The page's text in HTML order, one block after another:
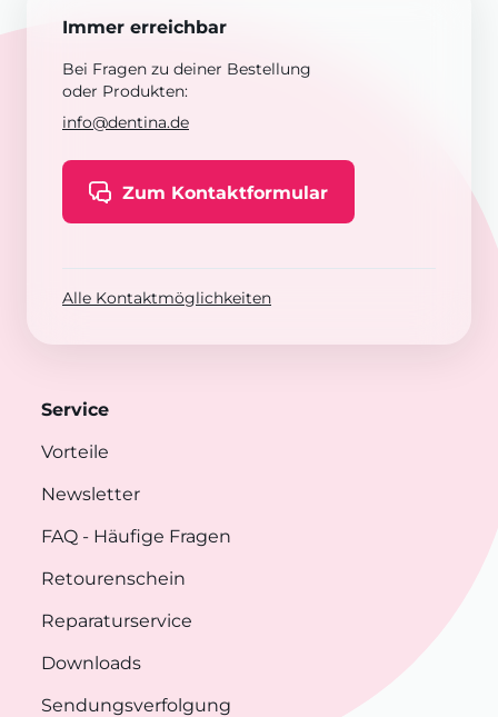
Immer erreichbar
Bei Fragen zu deiner Bestellung
oder Produkten:
info@dentina.de
Zum Kontaktformular
Alle Kontaktmöglichkeiten
Service
Vorteile
Newsletter
FAQ - Häufige Fragen
Retourenschein
Reparaturservice
Downloads
Sendungsverfolgung